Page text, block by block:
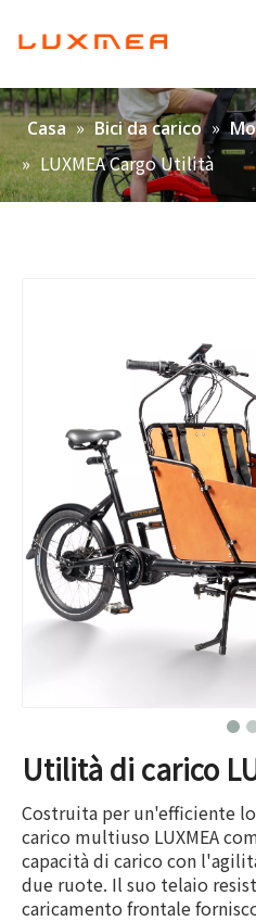
Casa
Azienda
Bici da carico
Casa » Bici da carico »
» LUXMEA Cargo Utilità
Utilità di carico
Costruita per un'efficiente
carico multiuso LUXMEA
capacità di carico con
due ruote. Il suo telaio
caricamento frontale